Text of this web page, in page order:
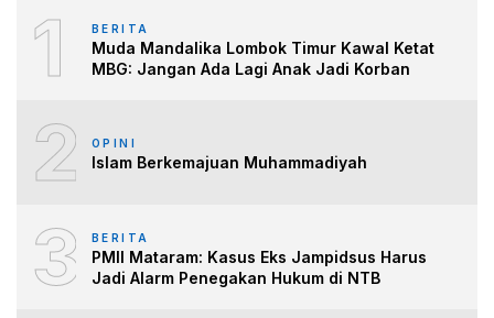
1 BERITA
Muda Mandalika Lombok Timur Kawal Ketat
MBG: Jangan Ada Lagi Anak Jadi Korban
2 OPINI
Islam Berkemajuan Muhammadiyah
3 BERITA
PMII Mataram: Kasus Eks Jampidsus Harus
Jadi Alarm Penegakan Hukum di NTB